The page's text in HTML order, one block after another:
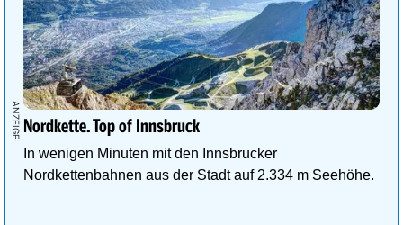
Nordkette. Top of Innsbruck
In wenigen Minuten mit den Innsbrucker
Nordkettenbahnen aus der Stadt auf 2.334 m Seehöhe.